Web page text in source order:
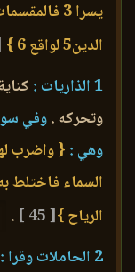
الدين5 لواقع 6 }
]
1 الذاريات :
وتحركه .وفي
وهي : { واضرب
السماء فاختلط
الرياح }[ 45 ]
.
2 الحاملات وقرا :